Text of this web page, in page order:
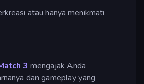
atau hanya menikmati
3 mengajak Anda
dan gameplay yang